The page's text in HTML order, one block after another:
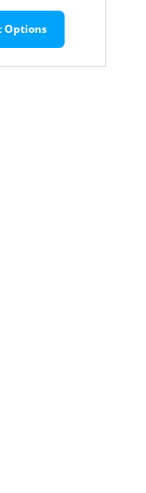
Options
Dit